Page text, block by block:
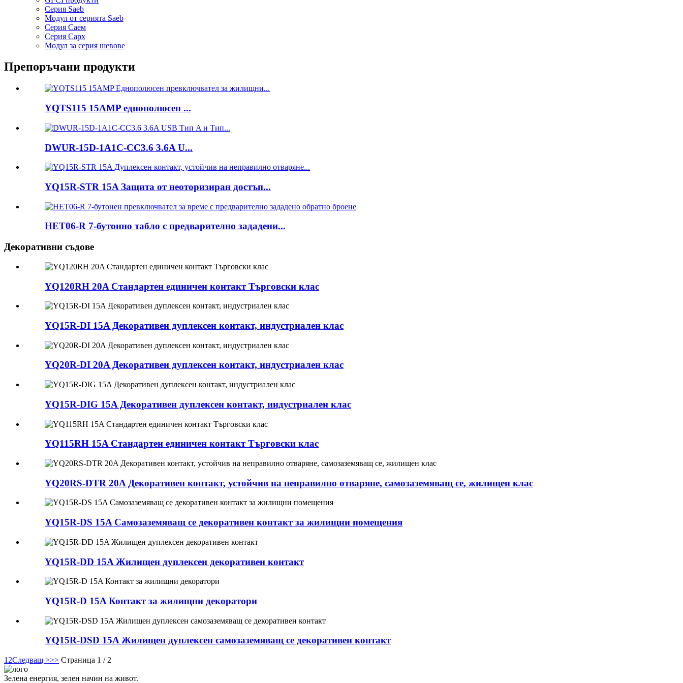
Серия Saeb
Модул от серията Saeb
Серия Саем
Серия Сарх
Модул за серия шевове
Препоръчани продукти
YQTS115 15AMP еднополюсен ...
DWUR-15D-1A1C-CC3.6 3.6A U...
YQ15R-STR 15A Защита от неоторизиран достъп...
HET06-R 7-бутонно табло с предварително зададени...
Декоративни съдове
YQ120RH 20A Стандартен единичен контакт Търговски клас
YQ15R-DI 15A Декоративен дуплексен контакт, индустриален клас
YQ20R-DI 20A Декоративен дуплексен контакт, индустриален клас
YQ15R-DIG 15A Декоративен дуплексен контакт, индустриален клас
YQ115RH 15A Стандартен единичен контакт Търговски клас
YQ20RS-DTR 20A Декоративен контакт, устойчив на неправилно отваряне, самозаземяващ се, жилищен клас
YQ15R-DS 15A Самозаземяващ се декоративен контакт за жилищни помещения
YQ15R-DD 15A Жилищен дуплексен декоративен контакт
YQ15R-D 15A Контакт за жилищни декоратори
YQ15R-DSD 15A Жилищен дуплексен самозаземяващ се декоративен контакт
1 2Следващ >>> Страница 1 / 2
Зелена енергия, зелен начин на живот.